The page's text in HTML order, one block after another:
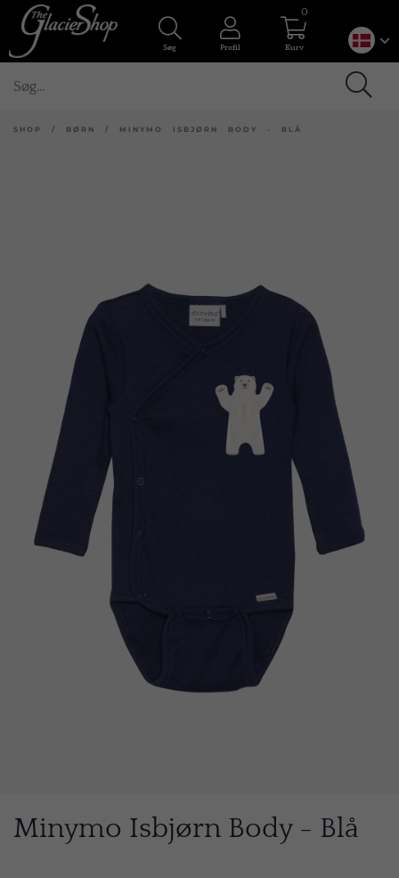
Søg Profil Kurv
0
SHOP / BØRN / MINYMO ISBJØRN BODY - BLÅ
Minymo Isbjørn Body - Blå